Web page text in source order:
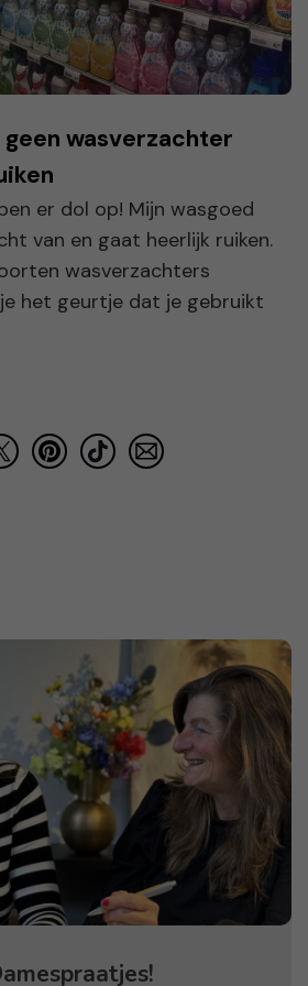
wasverzachter
er dol op! Mijn wasgoed
van en gaat heerlijk ruiken.
wasverzachters
het geurtje dat je gebruikt